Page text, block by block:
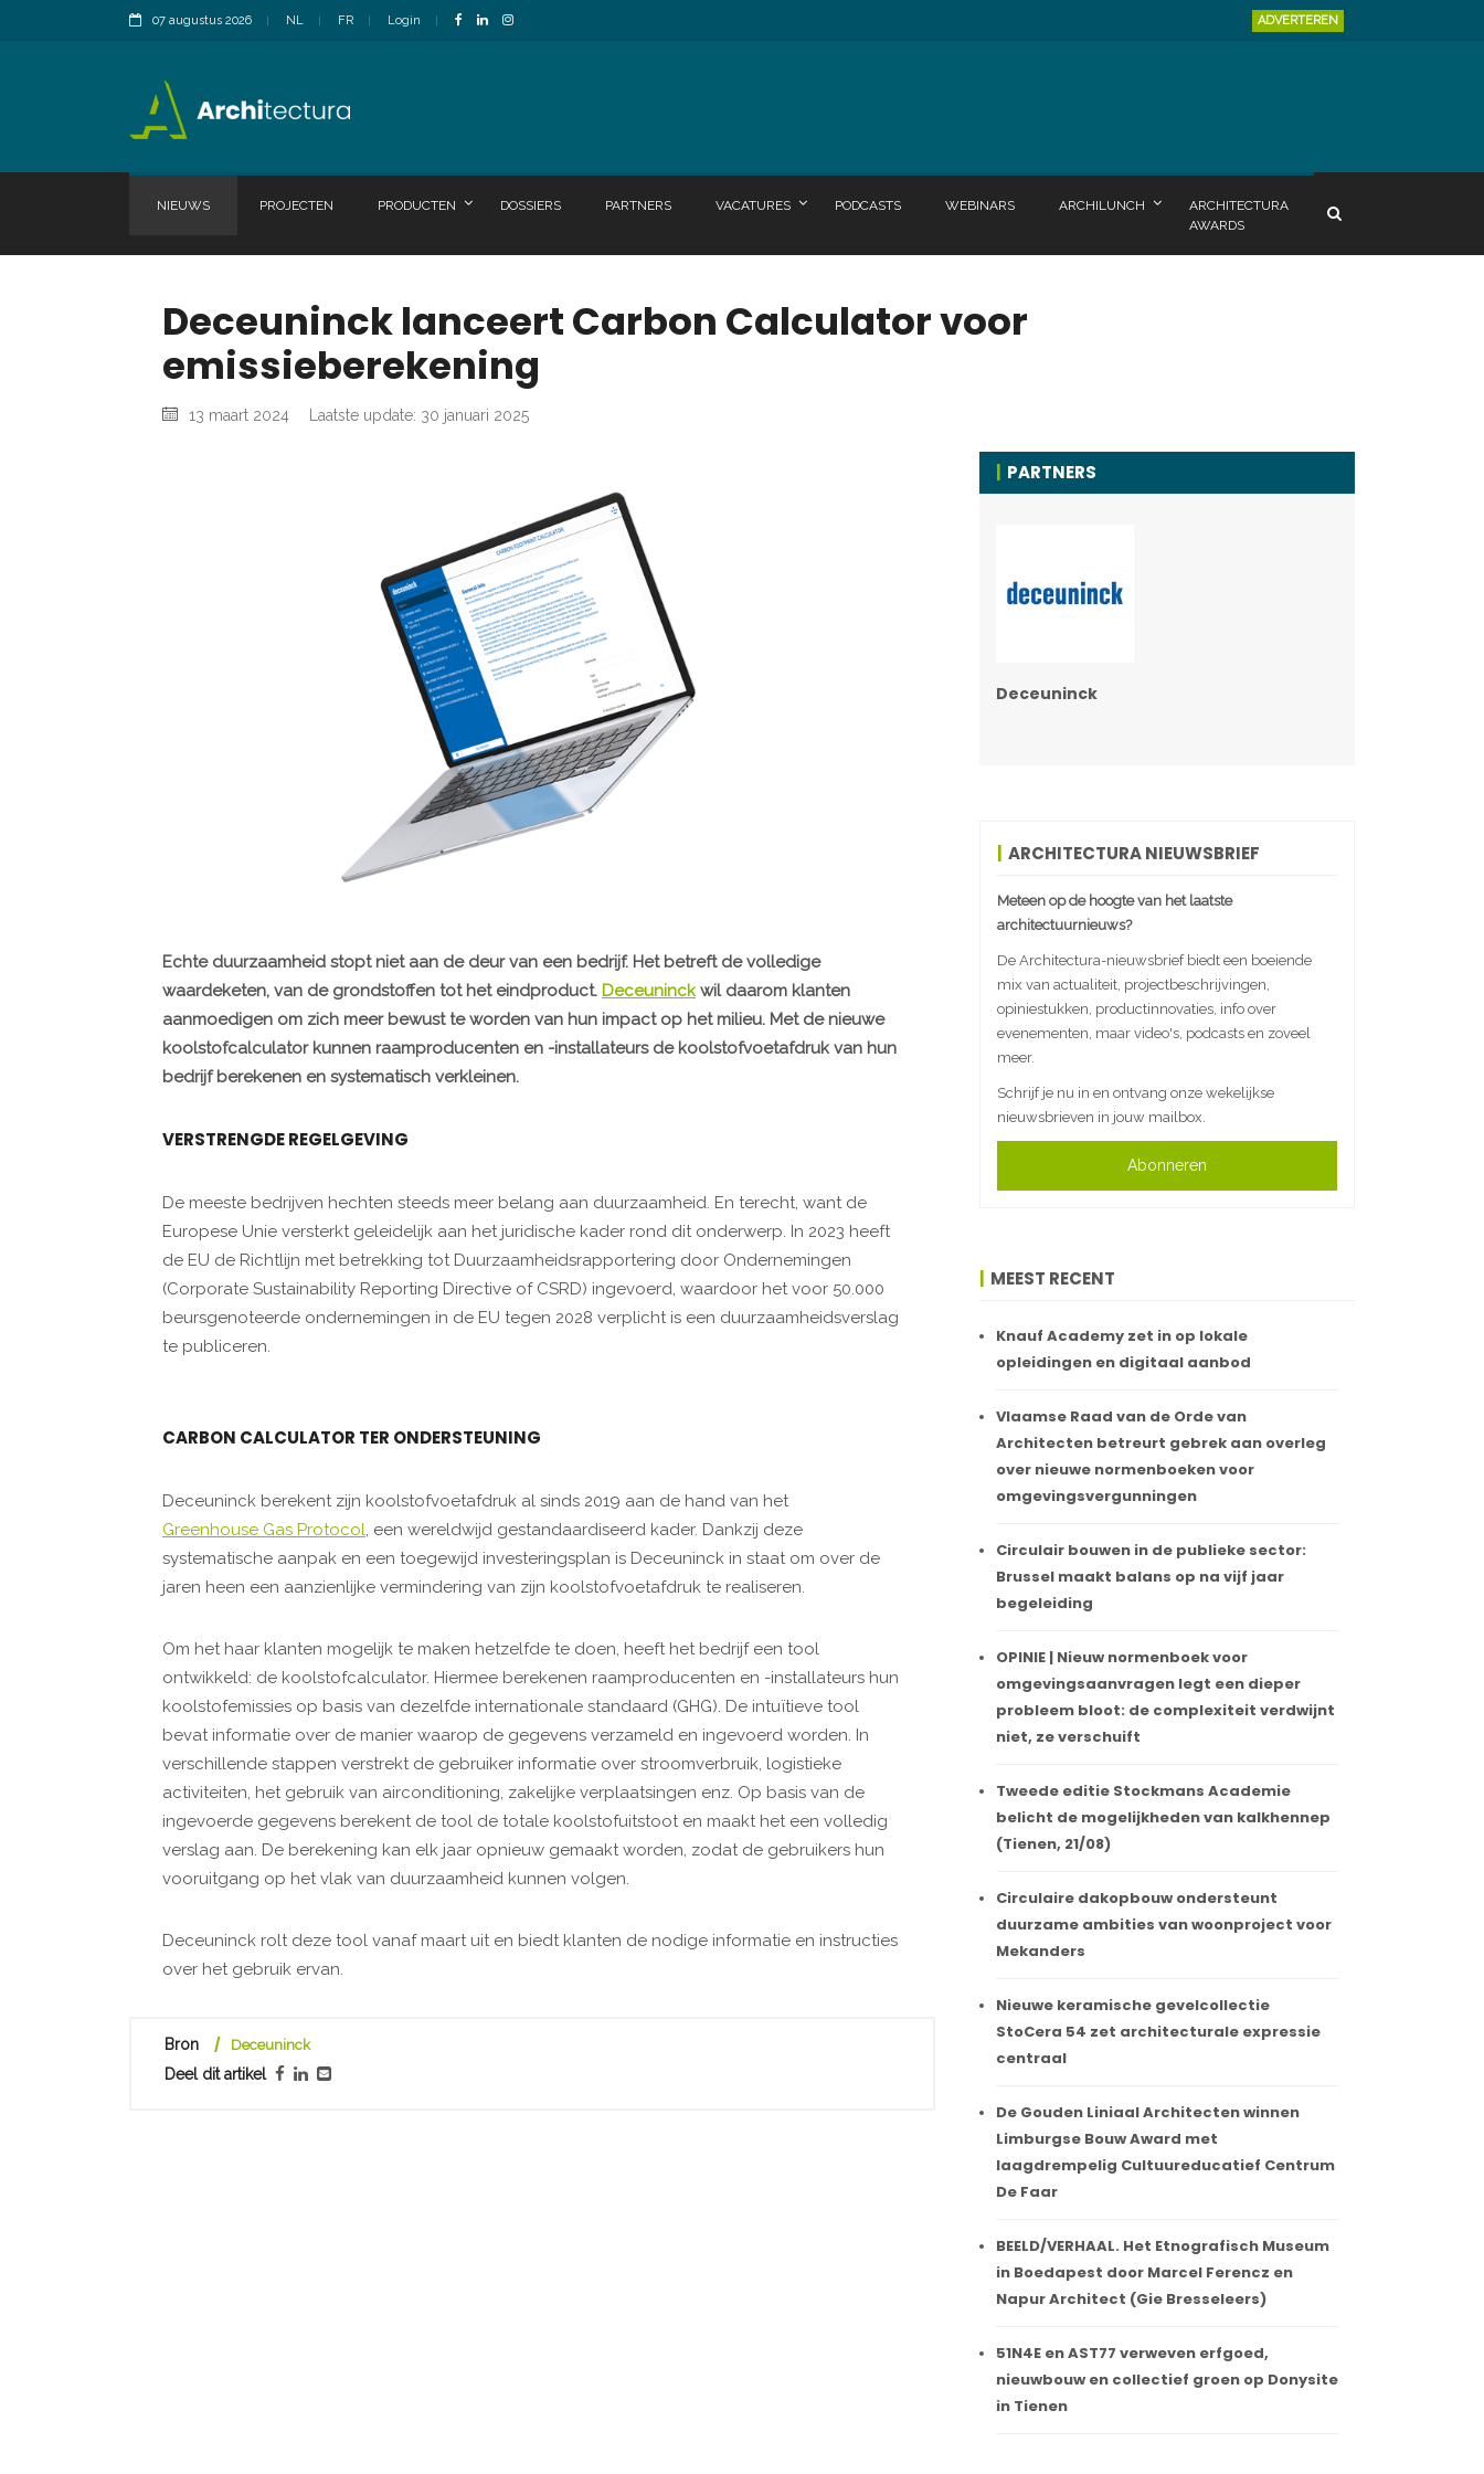
07 augustus 2026 NL FR Login ADVERTEREN
NIEUWS PROJECTEN PRODUCTEN DOSSIERS PARTNERS VACATURES PODCASTS WEBINARS ARCHILUNCH
ARCHITECTURA
AWARDS
Deceuninck lanceert Carbon Calculator voor
emissieberekening
13 maart 2024 Laatste update: 30 januari 2025
Echte duurzaamheid stopt niet aan de deur van een bedrijf. Het betreft de volledige
waardeketen, van de grondstoffen tot het eindproduct. Deceuninckwil daarom klanten
aanmoedigen om zich meer bewust te worden van hun impact op het milieu. Met de nieuwe
koolstofcalculator kunnen raamproducenten en -installateurs de koolstofvoetafdruk van hun
bedrijf berekenen en systematisch verkleinen.
VERSTRENGDE REGELGEVING
De meeste bedrijven hechten steeds meer belang aan duurzaamheid. En terecht, want de
Europese Unie versterkt geleidelijk aan het juridische kader rond dit onderwerp. In 2023 heeft
de EU de Richtlijn met betrekking tot Duurzaamheidsrapportering door Ondernemingen
(Corporate Sustainability Reporting Directive of CSRD) ingevoerd, waardoor het voor 50.000
beursgenoteerde ondernemingen in de EU tegen 2028 verplicht is een duurzaamheidsverslag
te publiceren.
CARBON CALCULATOR TER ONDERSTEUNING
Deceuninck berekent zijn koolstofvoetafdruk al sinds 2019 aan de hand van het
Greenhouse Gas Protocol, een wereldwijd gestandaardiseerd kader. Dankzij deze
systematische aanpak en een toegewijd investeringsplan is Deceuninck in staat om over de
jaren heen een aanzienlijke vermindering van zijn koolstofvoetafdruk te realiseren.
Om het haar klanten mogelijk te maken hetzelfde te doen, heeft het bedrijf een tool
ontwikkeld: de koolstofcalculator. Hiermee berekenen raamproducenten en -installateurs hun
koolstofemissies op basis van dezelfde internationale standaard (GHG). De intuïtieve tool
bevat informatie over de manier waarop de gegevens verzameld en ingevoerd worden. In
verschillende stappen verstrekt de gebruiker informatie over stroomverbruik, logistieke
activiteiten, het gebruik van airconditioning, zakelijke verplaatsingen enz. Op basis van de
ingevoerde gegevens berekent de tool de totale koolstofuitstoot en maakt het een volledig
verslag aan. De berekening kan elk jaar opnieuw gemaakt worden, zodat de gebruikers hun
vooruitgang op het vlak van duurzaamheid kunnen volgen. ​
Deceuninck rolt deze tool vanaf maart uit en biedt klanten de nodige informatie en instructies
over het gebruik ervan.
Bron Deceuninck
Deel dit artikel
PARTNERS
Deceuninck
ARCHITECTURA NIEUWSBRIEF
Meteen op de hoogte van het laatste
architectuurnieuws?
De Architectura-nieuwsbrief biedt een boeiende
mix van actualiteit, projectbeschrijvingen,
opiniestukken, productinnovaties, info over
evenementen, maar video's, podcasts en zoveel
meer.
Schrijf je nu in en ontvang onze wekelijkse
nieuwsbrieven in jouw mailbox.
Abonneren
MEEST RECENT
Knauf Academy zet in op lokale
opleidingen en digitaal aanbod
Vlaamse Raad van de Orde van
Architecten betreurt gebrek aan overleg
over nieuwe normenboeken voor
omgevingsvergunningen
Circulair bouwen in de publieke sector:
Brussel maakt balans op na vijf jaar
begeleiding
OPINIE | Nieuw normenboek voor
omgevingsaanvragen legt een dieper
probleem bloot: de complexiteit verdwijnt
niet, ze verschuift
Tweede editie Stockmans Academie
belicht de mogelijkheden van kalkhennep
(Tienen, 21/08)
Circulaire dakopbouw ondersteunt
duurzame ambities van woonproject voor
Mekanders
Nieuwe keramische gevelcollectie
StoCera 54 zet architecturale expressie
centraal
De Gouden Liniaal Architecten winnen
Limburgse Bouw Award met
laagdrempelig Cultuureducatief Centrum
De Faar
BEELD/VERHAAL. Het Etnografisch Museum
in Boedapest door Marcel Ferencz en
Napur Architect (Gie Bresseleers)
51N4E en AST77 verweven erfgoed,
nieuwbouw en collectief groen op Donysite
in Tienen